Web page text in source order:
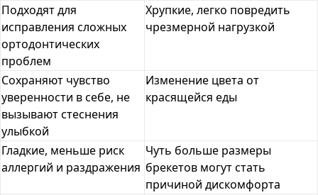
Подходят для
исправления сложных
ортодонтических
проблем
Хрупкие, легко повредить
чрезмерной нагрузкой
Сохраняют чувство
уверенности в себе, не
вызывают стеснения
улыбкой
Изменение цвета от
красящейся еды
Гладкие, меньше риск
аллергий и раздражения
Чуть больше размеры
брекетов могут стать
причиной дискомфорта